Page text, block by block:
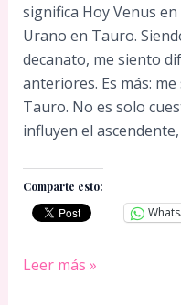
significa Hoy Venus
Urano en Tauro.
decanato, me siento
anteriores. Es más:
Tauro. No es solo
influyen el
Comparte esto:
Venus
Leer más »